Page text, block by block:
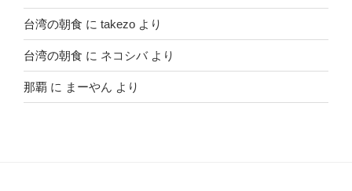
台湾の朝食 に takezo より
台湾の朝食 に ネコシバより
那覇 に まーやん より